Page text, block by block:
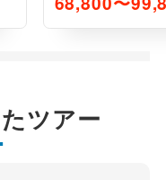
ツアー